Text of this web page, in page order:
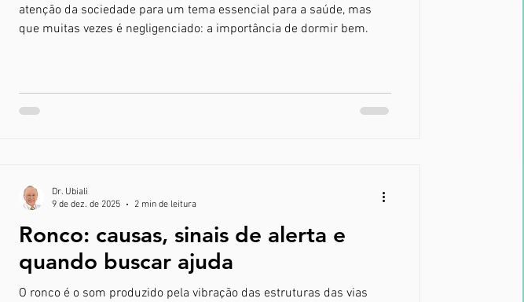
atenção da sociedade para um tema essencial para a saúde, mas
que muitas vezes é negligenciado: a importância de dormir bem.
Ronco: causas, sinais de alerta e
quando buscar ajuda
O ronco é o som produzido pela vibração das estruturas das vias
Dr. Ubiali
9 de dez. de 2025
2 min de leitura